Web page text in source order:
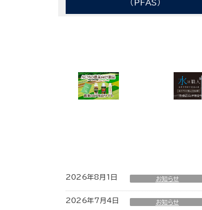
（PFAS）
2026年8月1日 お知らせ
2026年7月4日 お知らせ